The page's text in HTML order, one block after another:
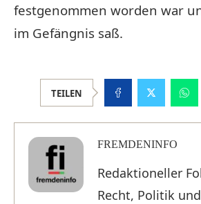
festgenommen worden war
im Gefängnis saß.
TEILEN
FREMDENINFO
Redaktioneller
Recht, Politik